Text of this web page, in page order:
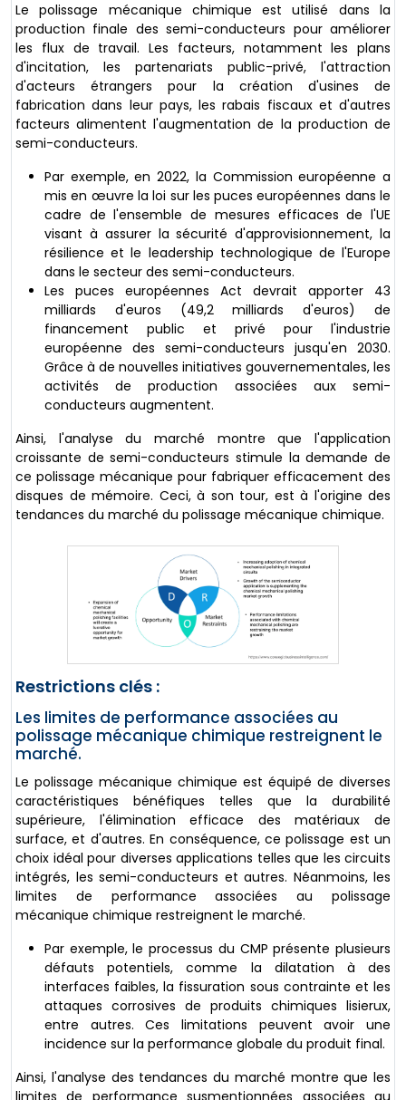
Le polissage mécanique chimique est utilisé dans la
production finale des semi-conducteurs pour améliorer
les flux de travail. Les facteurs, notamment les plans
d'incitation, les partenariats public-privé, l'attraction
d'acteurs étrangers pour la création d'usines de
fabrication dans leur pays, les rabais fiscaux et d'autres
facteurs alimentent l'augmentation de la production de
semi-conducteurs.
Par exemple, en 2022, la Commission européenne a
mis en œuvre la loi sur les puces européennes dans le
cadre de l'ensemble de mesures efficaces de l'UE
visant à assurer la sécurité d'approvisionnement, la
résilience et le leadership technologique de l'Europe
dans le secteur des semi-conducteurs.
Les puces européennes Act devrait apporter 43
milliards d'euros (49,2 milliards d'euros) de
financement public et privé pour l'industrie
européenne des semi-conducteurs jusqu'en 2030.
Grâce à de nouvelles initiatives gouvernementales, les
activités de production associées aux semi-
conducteurs augmentent.
Ainsi, l'analyse du marché montre que l'application
croissante de semi-conducteurs stimule la demande de
ce polissage mécanique pour fabriquer efficacement des
disques de mémoire. Ceci, à son tour, est à l'origine des
tendances du marché du polissage mécanique chimique.
Restrictions clés :
Les limites de performance associées au
polissage mécanique chimique restreignent le
marché.
Le polissage mécanique chimique est équipé de diverses
caractéristiques bénéfiques telles que la durabilité
supérieure, l'élimination efficace des matériaux de
surface, et d'autres. En conséquence, ce polissage est un
choix idéal pour diverses applications telles que les circuits
intégrés, les semi-conducteurs et autres. Néanmoins, les
limites de performance associées au polissage
mécanique chimique restreignent le marché.
Par exemple, le processus du CMP présente plusieurs
défauts potentiels, comme la dilatation à des
interfaces faibles, la fissuration sous contrainte et les
attaques corrosives de produits chimiques lisierux,
entre autres. Ces limitations peuvent avoir une
incidence sur la performance globale du produit final.
Ainsi, l'analyse des tendances du marché montre que les